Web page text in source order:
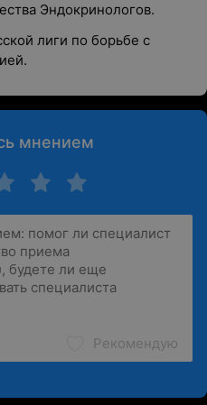
Эндокринологов.
лиги по борьбе с
мнением
Рекомендую